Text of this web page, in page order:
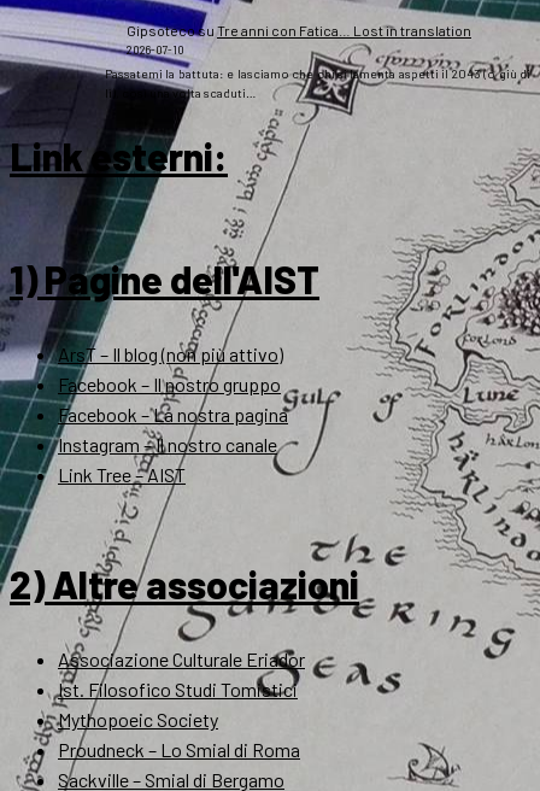
GipsotecosuTre anni con Fatica… Lost in translation
2026-07-10
Passatemi la battuta: e lasciamo che chi si lamenta aspetti il 2043 (o giù di
lì), così una volta scaduti…
Link esterni:
1) Pagine dell'AIST
ArsT – Il blog (non più attivo)
Facebook – Il nostro gruppo
Facebook – La nostra pagina
Instagram – Il nostro canale
Link Tree – AIST
2) Altre associazioni
Associazione Culturale Eriador
Ist. Filosofico Studi Tomistici
Mythopoeic Society
Proudneck – Lo Smial di Roma
Sackville – Smial di Bergamo